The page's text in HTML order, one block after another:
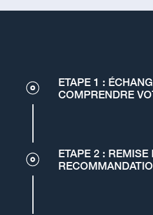
ETAPE 1 :
COMPRENDRE
ETAPE 2 : REMISE